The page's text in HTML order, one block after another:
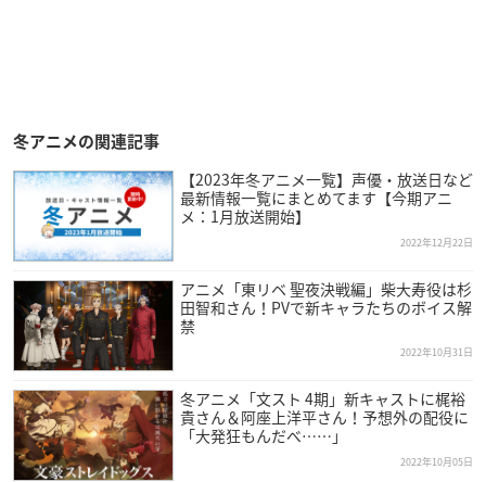
冬アニメの関連記事
【2023年冬アニメ一覧】声優・放送日など
最新情報一覧にまとめてます【今期アニ
メ：1月放送開始】
2022年12月22日
アニメ「東リベ 聖夜決戦編」柴大寿役は杉
田智和さん！PVで新キャラたちのボイス解
禁
2022年10月31日
冬アニメ「文スト 4期」新キャストに梶裕
貴さん＆阿座上洋平さん！予想外の配役に
「大発狂もんだべ……」
2022年10月05日